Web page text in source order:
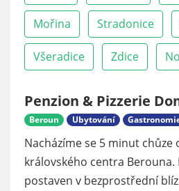
Mořina Stradonice
Všeradice Zdice
Penzion & Pizzerie
Beroun Ubytování
Nacházíme se 5 minut chůze
královského centra Berouna.
postaven v bezprostřední